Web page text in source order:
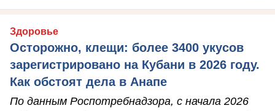
Здоровье
Осторожно, клещи: более 3400 укусов
зарегистрировано на Кубани в 2026 году.
Как обстоят дела в Анапе
По данным Роспотребнадзора, с начала 2026